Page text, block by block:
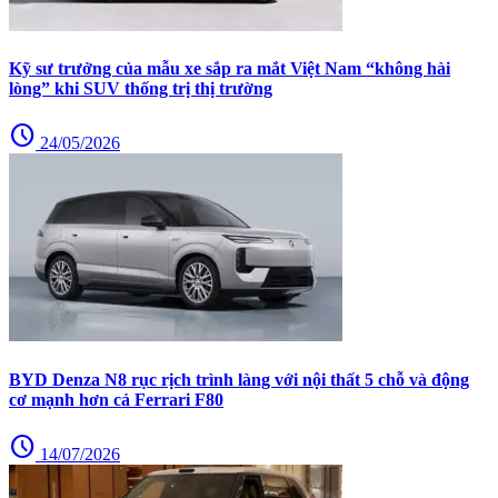
Kỹ sư trưởng của mẫu xe sắp ra mắt Việt Nam “không hài
lòng” khi SUV thống trị thị trường
schedule 24/05/2026
BYD Denza N8 rục rịch trình làng với nội thất 5 chỗ và động
cơ mạnh hơn cả Ferrari F80
schedule 14/07/2026